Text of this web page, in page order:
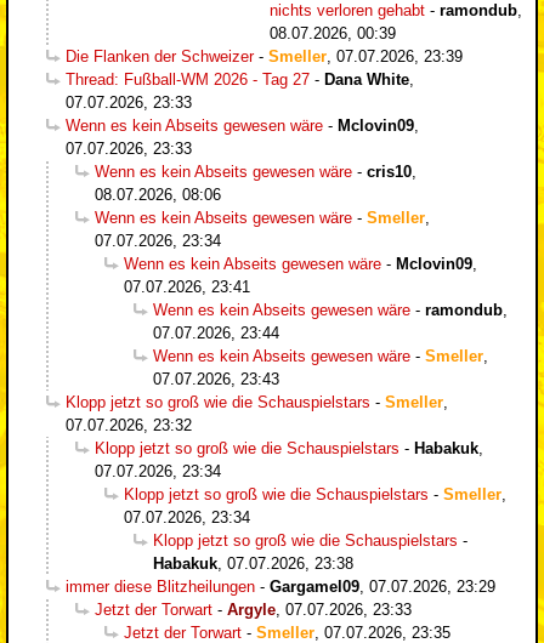
nichts verloren gehabt - ramondub
08.07.2026, 00:39
Die Flanken der Schweizer- Smeller 07.07.2026, 23:39
Thread: Fußball-WM 2026 - Tag 27 - Dana White
07.07.2026, 23:33
Wenn es kein Abseits gewesen wäre - Mclovin09
07.07.2026, 23:33
Wenn es kein Abseits gewesen wäre - cris10
08.07.2026, 08:06
Wenn es kein Abseits gewesen wäre - Smeller
07.07.2026, 23:34
Wenn es kein Abseits gewesen wäre - Mclovin09
07.07.2026, 23:41
Wenn es kein Abseits gewesen wäre - ramondub
07.07.2026, 23:44
Wenn es kein Abseits gewesen wäre - Smeller
07.07.2026, 23:43
Klopp jetzt so groß wie die Schauspielstars - Smeller
07.07.2026, 23:32
Klopp jetzt so groß wie die Schauspielstars - Habakuk
07.07.2026, 23:34
Klopp jetzt so groß wie die Schauspielstars - Smeller
07.07.2026, 23:34
Klopp jetzt so groß wie die Schauspielstars -
Habakuk 07.07.2026, 23:38
immer diese Blitzheilungen - Gargamel09 07.07.2026, 23:29
Jetzt der Torwart - Argyle 07.07.2026, 23:33
Jetzt der Torwart - Smeller 07.07.2026, 23:35